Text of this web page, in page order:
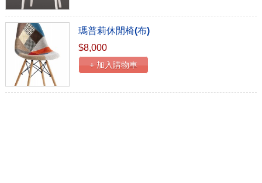
瑪普莉休閒椅(布)
$8,000
+ 加入購物車